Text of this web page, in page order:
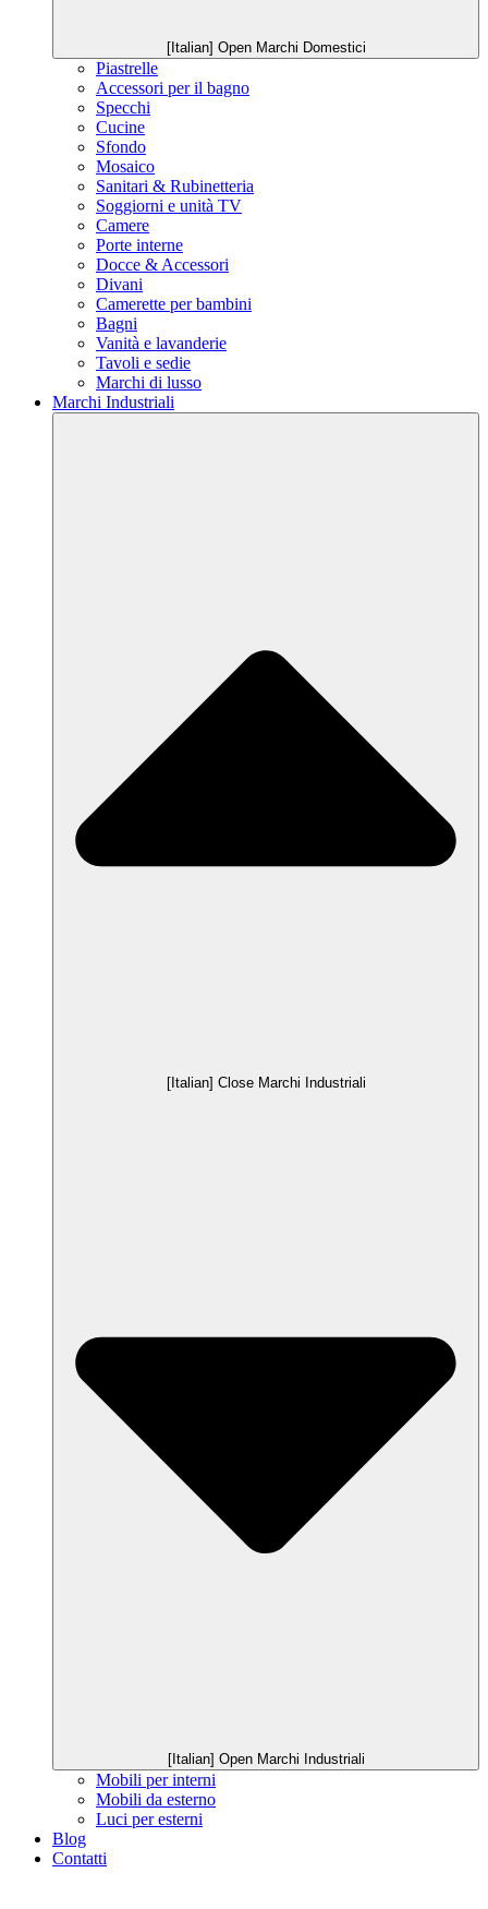
[Italian] Open Marchi Domestici
Piastrelle
Accessori per il bagno
Specchi
Cucine
Sfondo
Mosaico
Sanitari & Rubinetteria
Soggiorni e unità TV
Camere
Porte interne
Docce & Accessori
Divani
Camerette per bambini
Bagni
Vanità e lavanderie
Tavoli e sedie
Marchi di lusso
Marchi Industriali
[Italian] Close Marchi Industriali
[Italian] Open Marchi Industriali
Mobili per interni
Mobili da esterno
Luci per esterni
Blog
Contatti